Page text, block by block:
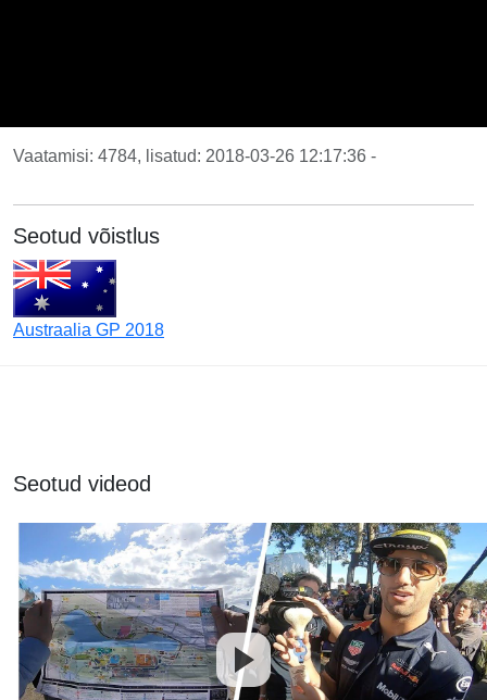
Vaatamisi: 4784, lisatud: 2018-03-26 12:17:36 -
Seotud võistlus
Austraalia GP 2018
Seotud videod